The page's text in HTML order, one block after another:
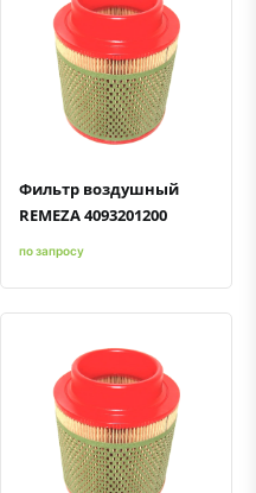
Быстрый просмотрДобавить к сравнению
Добавить в избранное
Фильтр воздушный
REMEZA 4093201200
по запросу
Быстрый просмотрДобавить к сравнению
Добавить в избранное